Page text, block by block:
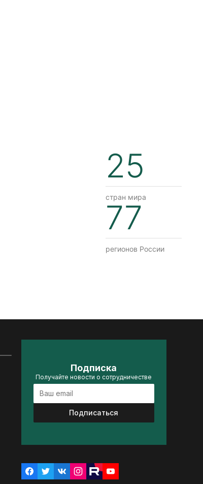
25
стран мира
77
регионов России
Подписка
Получайте новости о сотрудничестве
Подписаться